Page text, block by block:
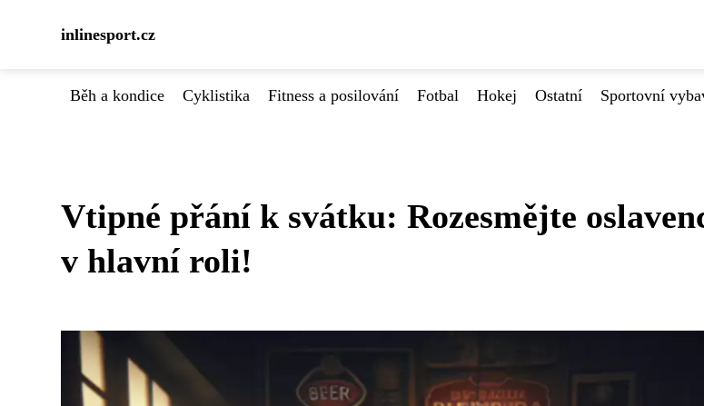
inlinesport.cz
Běh a kondice Cyklistika Fitness a posilování Fotbal Hokej Ostatní Sportovní
Vtipné přání k svátku: Rozesmějte
v hlavní roli!